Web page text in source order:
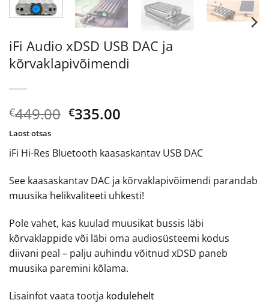
iFi Audio xDSD USB DAC ja
kõrvaklapivõimendi
€449.00 Algne
€449.00.
€335.00
€335.00.
iFi Hi-Res Bluetooth kaasaskantav USB DAC
See kaasaskantav DAC ja kõrvaklapivõimendi parandab
muusika helikvaliteeti uhkesti!
Pole vahet, kas kuulad muusikat bussis läbi
kõrvaklappide või läbi oma audiosüsteemi kodus
diivani peal – palju auhindu võitnud xDSD paneb
muusika paremini kõlama.
Lisainfot vaata tootja kodulehelt
Laost otsas